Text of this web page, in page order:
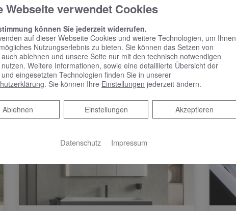
Webseite verwendet Cookies
können Sie jederzeit widerrufen.
auf dieser Webseite Cookies und weitere Technologien, um Ihnen
Nutzungserlebnis zu bieten. Sie können das Setzen von
ablehnen und unsere Seite nur mit den technisch notwendigen
Weitere Informationen, sowie eine detaillierte Übersicht der
eingesetzten Technologien finden Sie in unserer
. Sie können Ihre Einstellungen jederzeit ändern.
Akzeptieren
Einstellungen
Ablehnen
Ablehnen
Datenschutz Impressum